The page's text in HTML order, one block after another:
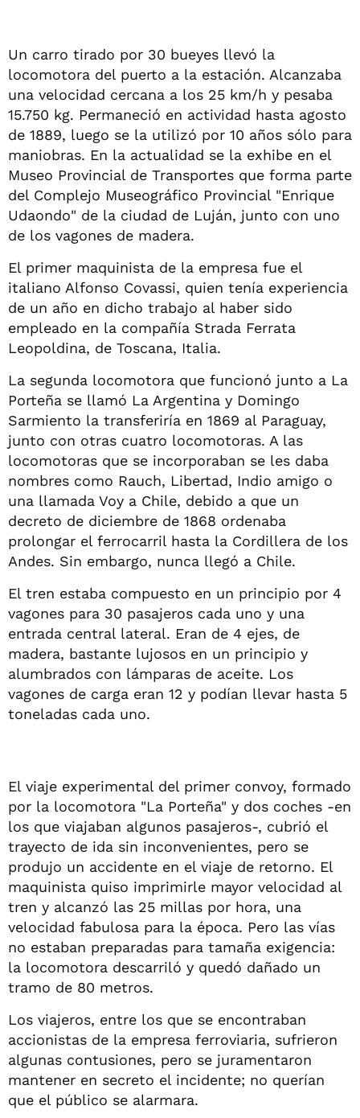
Un carro tirado por 30 bueyes llevó la
locomotora del puerto a la estación. Alcanzaba
una velocidad cercana a los 25 km/h y pesaba
15.750 kg. Permaneció en actividad hasta agosto
de 1889, luego se la utilizó por 10 años sólo para
maniobras. En la actualidad se la exhibe en el
Museo Provincial de Transportes que forma parte
del Complejo Museográfico Provincial "Enrique
Udaondo" de la ciudad de Luján, junto con uno
de los vagones de madera.
El primer maquinista de la empresa fue el
italiano Alfonso Covassi, quien tenía experiencia
de un año en dicho trabajo al haber sido
empleado en la compañía Strada Ferrata
Leopoldina, de Toscana, Italia.
La segunda locomotora que funcionó junto a La
Porteña se llamó La Argentina y Domingo
Sarmiento la transferiría en 1869 al Paraguay,
junto con otras cuatro locomotoras. A las
locomotoras que se incorporaban se les daba
nombres como Rauch, Libertad, Indio amigo o
una llamada Voy a Chile, debido a que un
decreto de diciembre de 1868 ordenaba
prolongar el ferrocarril hasta la Cordillera de los
Andes. Sin embargo, nunca llegó a Chile.
El tren estaba compuesto en un principio por 4
vagones para 30 pasajeros cada uno y una
entrada central lateral. Eran de 4 ejes, de
madera, bastante lujosos en un principio y
alumbrados con lámparas de aceite. Los
vagones de carga eran 12 y podían llevar hasta 5
toneladas cada uno.
El viaje experimental del primer convoy, formado
por la locomotora "La Porteña" y dos coches -en
los que viajaban algunos pasajeros-, cubrió el
trayecto de ida sin inconvenientes, pero se
produjo un accidente en el viaje de retorno. El
maquinista quiso imprimirle mayor velocidad al
tren y alcanzó las 25 millas por hora, una
velocidad fabulosa para la época. Pero las vías
no estaban preparadas para tamaña exigencia:
la locomotora descarriló y quedó dañado un
tramo de 80 metros.
Los viajeros, entre los que se encontraban
accionistas de la empresa ferroviaria, sufrieron
algunas contusiones, pero se juramentaron
mantener en secreto el incidente; no querían
que el público se alarmara.